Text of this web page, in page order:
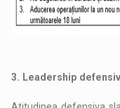
3. Leadership